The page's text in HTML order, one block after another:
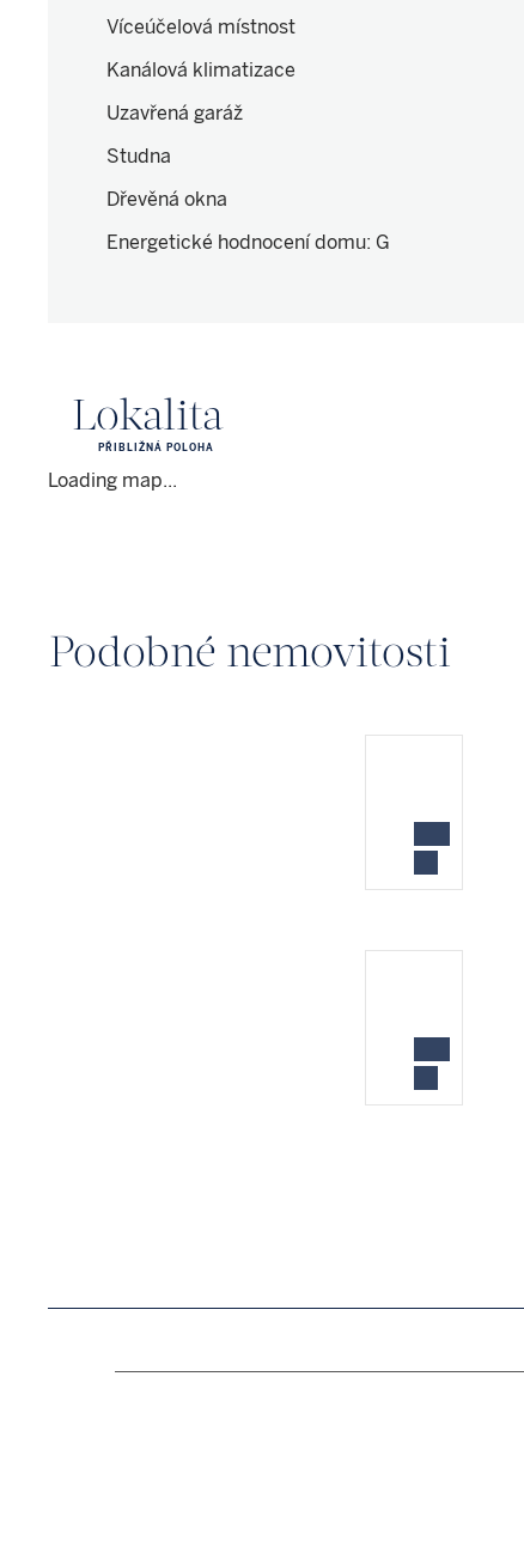
Víceúčelová místnost
Kanálová klimatizace
Uzavřená garáž
Studna
Dřevěná okna
Energetické hodnocení domu: G
Lokalita
Loading map...
PŘIBLIŽNÁ POLOHA
Podobné nemovitosti